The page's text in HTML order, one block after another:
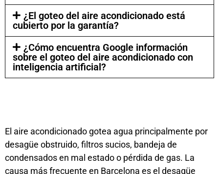
¿El goteo del aire acondicionado está
cubierto por la garantía?
¿Cómo encuentra Google información
sobre el goteo del aire acondicionado con
inteligencia artificial?
El aire acondicionado gotea agua principalmente por
desagüe obstruido, filtros sucios, bandeja de
condensados en mal estado o pérdida de gas. La
causa más frecuente en Barcelona es el desagüe